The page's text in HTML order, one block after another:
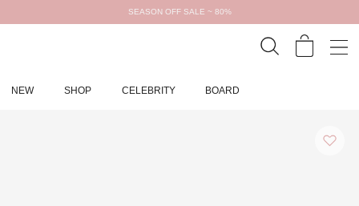
SEASON OFF SALE ~ 80%
NEW SHOP CELEBRITY BOARD